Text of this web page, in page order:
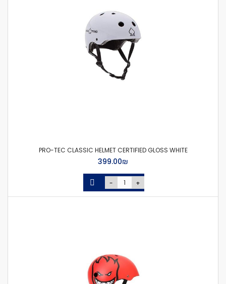
PRO-TEC CLASSIC HELMET CERTIFIED GLOSS WHITE
₪‏399.00
- +